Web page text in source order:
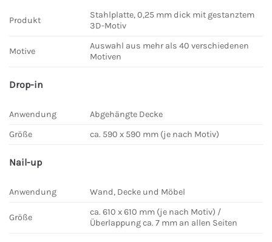
Produkt
Stahlplatte, 0,25 mm dick mit gestanztem
3D-Motiv
Motive
Auswahl aus mehr als 40 verschiedenen
Motiven
Drop-in
Anwendung
Abgehängte Decke
Größe
ca. 590 x 590 mm (je nach Motiv)
Nail-up
Anwendung Wand, Decke und Möbel
Größe
ca. 610 x 610 mm (je nach Motiv) /
Überlappung ca. 7 mm an allen Seiten